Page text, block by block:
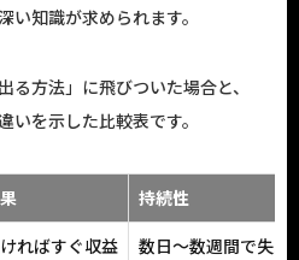
い知識が求められます。
方法」に飛びついた場合と、
いを示した比較表です。
持続性
ればすぐ収益
数日〜数週間で失速